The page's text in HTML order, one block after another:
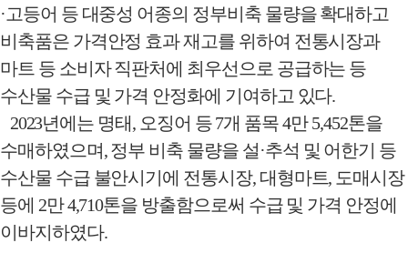
·고등어 등 대중성 어종의 정부비축 물량을 확대하고
비축품은 가격안정 효과 재고를 위하여 전통시장과
마트 등 소비자 직판처에 최우선으로 공급하는 등
수산물 수급 및 가격 안정화에 기여하고 있다.
2023년에는 명태, 오징어 등7개 품목4만5,452톤을
수매하였으며,정부 비축 물량을 설·추석 및 어한기 등
수산물 수급 불안시기에 전통시장, 대형마트, 도매시장
등에 2만4,710톤을 방출함으로써 수급 및 가격 안정에
이바지하였다.